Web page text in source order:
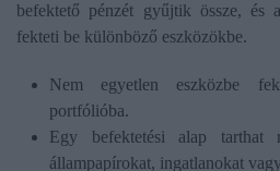
befektető pénzét gyűjtik össze, és
fekteti be különböző eszközökbe.
Nem egyetlen eszközbe
portfólióba.
Egy befektetési alap tarthat
állampapírokat, ingatlanokat